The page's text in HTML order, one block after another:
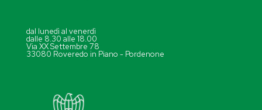
dal lunedì al venerdì
dalle 8.30 alle 18.00
Via XX Settembre 78
33080 Roveredo in Piano - Pordenone